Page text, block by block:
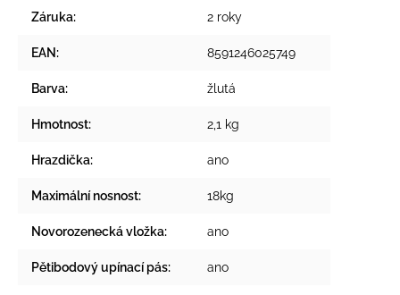
Záruka: 2 roky
EAN : 8591246025749
Barva: žlutá
Hmotnost: 2,1 kg
Hrazdička: ano
Maximální nosnost: 18kg
Novorozenecká vložka: ano
Pětibodový upínací pás: ano